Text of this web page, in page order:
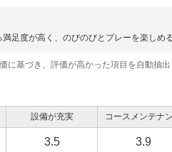
足度が高く、のびのびとプレーを楽しめ
基づき、評価が高かった項目を自動抽出
設備が充実 コースメンテナ
3.5 3.9